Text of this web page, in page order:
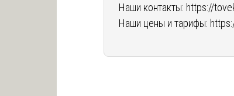
Наши контакты: https://
Наши цены и тарифы: